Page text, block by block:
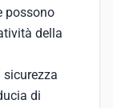
possono
della
sicurezza
di